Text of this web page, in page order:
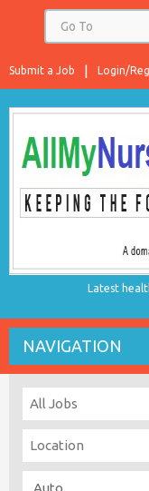
Login/
Submit a Job
Latest
NAVIGATION